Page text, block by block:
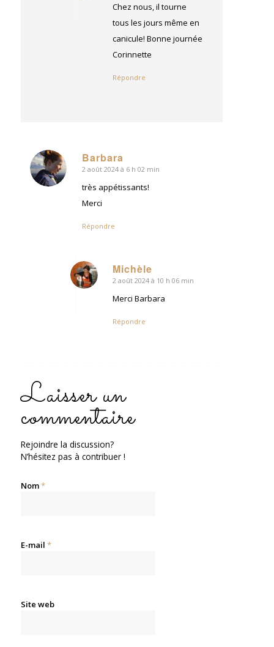
Chez nous, il tourne
tous les jours même en
canicule! Bonne journée
Corinnette
Répondre
Barbara
dit
:
2 août 2024 à 6 h 02 min
très appétissants!
Merci
Répondre
Michèle
dit
2 août 2024 à 10 h 06 min
Merci Barbara
Répondre
Laisser un
commentaire
Rejoindre la discussion?
N’hésitez pas à contribuer !
Nom*
E-mail *
Site web